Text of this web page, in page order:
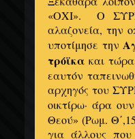
«ΟΧΙ». Ο
αλαζονεία, την
υποτίμησε την
τρόϊκα και
εαυτόν
αρχηγός του
οικτίρω· άρα ουν
Θεού» (Ρωμ.
για άλλους που